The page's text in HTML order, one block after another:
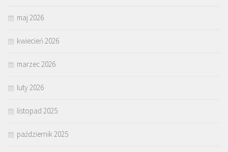
maj 2026
kwiecień 2026
marzec 2026
luty 2026
listopad 2025
październik 2025